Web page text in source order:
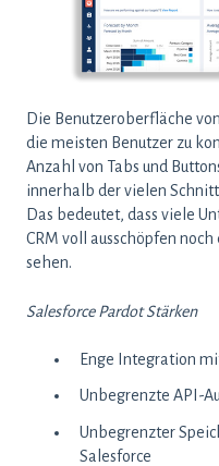
Die Benutzeroberfläche von
die meisten Benutzer zu
Anzahl von Tabs und
innerhalb der vielen
Das bedeutet, dass viele
CRM voll ausschöpfen
sehen.
Salesforce Pardot Stärken
Enge Integration
Unbegrenzte API-
Unbegrenzter
Salesforce